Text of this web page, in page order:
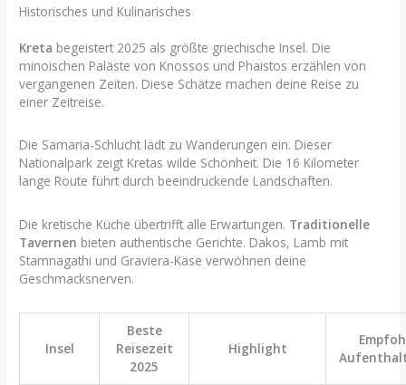
Historisches und Kulinarisches
Kreta begeistert 2025 als größte griechische Insel. Die
minoischen Paläste von Knossos und Phaistos erzählen von
vergangenen Zeiten. Diese Schätze machen deine Reise zu
einer Zeitreise.
Die Samaria-Schlucht lädt zu Wanderungen ein. Dieser
Nationalpark zeigt Kretas wilde Schönheit. Die 16 Kilometer
lange Route führt durch beeindruckende Landschaften.
Die kretische Küche übertrifft alle Erwartungen. Traditionelle
Tavernen bieten authentische Gerichte. Dakos, Lamb mit
Stamnagathi und Graviera-Käse verwöhnen deine
Geschmacksnerven.
Insel
Beste
Reisezeit
2025
Highlight